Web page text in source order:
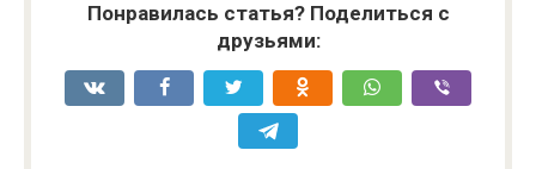
Понравилась статья? Поделиться с
друзьями: